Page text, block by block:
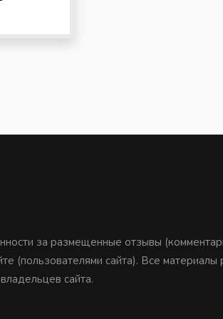
за размещенные отзывы
(пользователями сайта). Все
сайта.